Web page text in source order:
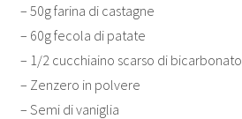
– 50g farina di castagne
– 60g fecola di patate
– 1/2 cucchiaino scarso di bicarbonato
– Zenzero in polvere
– Semi di vaniglia